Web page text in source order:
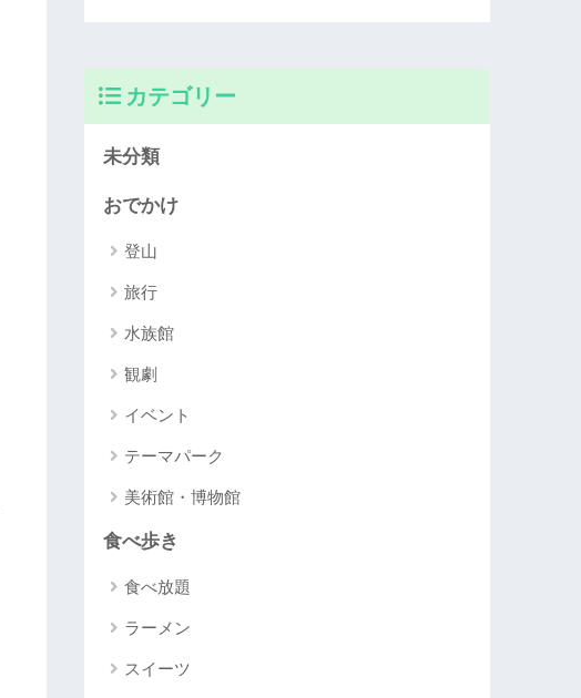
カテゴリー
未分類
おでかけ
登山
旅行
水族館
観劇
イベント
テーマパーク
美術館・博物館
食べ歩き
食べ放題
ラーメン
スイーツ